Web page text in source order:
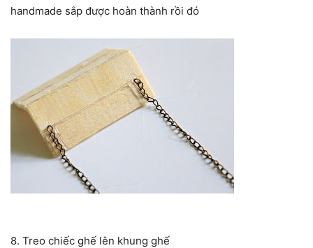
handmade sắp được hoàn thành rồi đó
8. Treo chiếc ghế lên khung ghế